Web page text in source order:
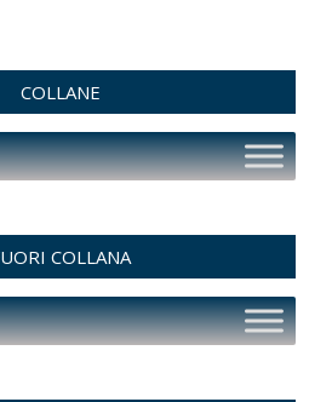
COLLANE
COLLANA